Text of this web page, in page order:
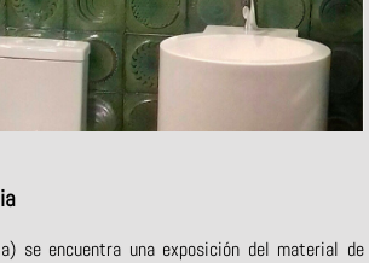
se encuentra una exposición del material de